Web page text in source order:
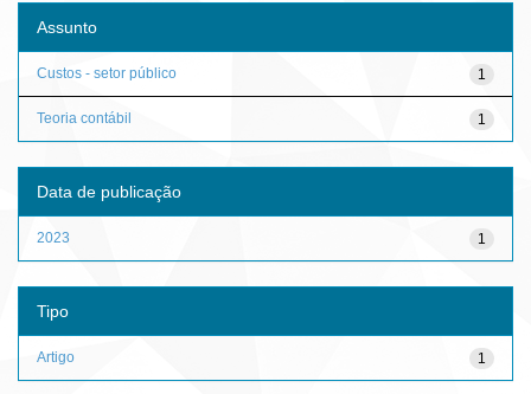
Assunto
1
Custos - setor público
1
Teoria contábil
Data de publicação
1
2023
Tipo
1
Artigo